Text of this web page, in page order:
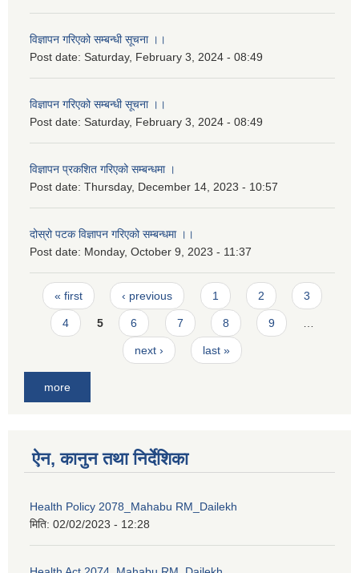
विज्ञापन गरिएको सम्बन्धी सूचना ।।
Post date: Saturday, February 3, 2024 - 08:49
विज्ञापन गरिएको सम्बन्धी सूचना ।।
Post date: Saturday, February 3, 2024 - 08:49
विज्ञापन प्रकशित गरिएको सम्बन्धमा ।
Post date: Thursday, December 14, 2023 - 10:57
दोस्रो पटक विज्ञापन गरिएको सम्बन्धमा ।।
Post date: Monday, October 9, 2023 - 11:37
Pages
« first ‹ previous 1 2 3
4 5 6 7 8 9
next › last »
more
ऐन, कानुन तथा निर्देशिका
Health Policy 2078_Mahabu RM_Dailekh
मिति: 02/02/2023 - 12:28